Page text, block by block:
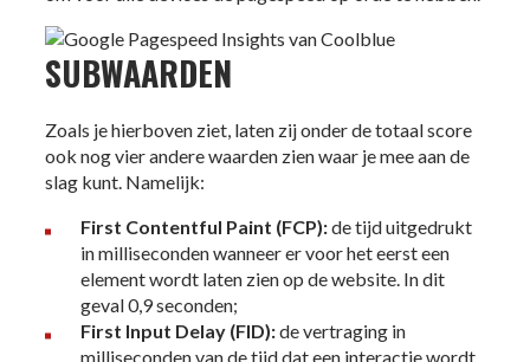
SUBWAARDEN
Zoals je hierboven ziet, laten zij onder de totaal score
ook nog vier andere waarden zien waar je mee aan de
slag kunt. Namelijk:
First Contentful Paint (FCP):de tijd uitgedrukt
in milliseconden wanneer er voor het eerst een
element wordt laten zien op de website. In dit
geval 0,9 seconden;
First Input Delay (FID):de vertraging in
milliseconden van de tijd dat een interactie wordt